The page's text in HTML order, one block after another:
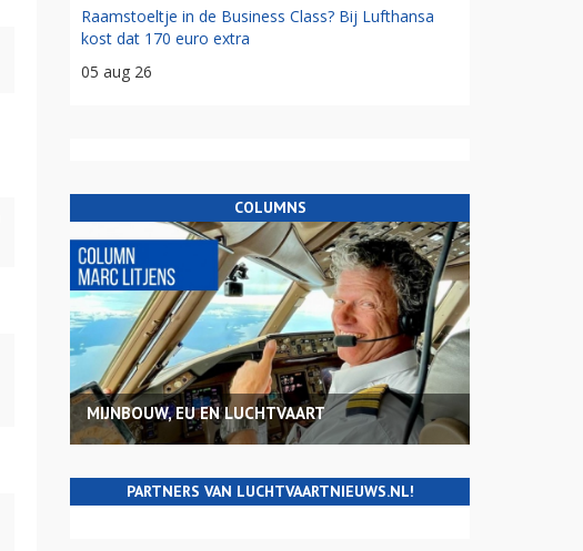
Raamstoeltje in de Business Class? Bij Lufthansa
kost dat 170 euro extra
05 aug 26
COLUMNS
MIJNBOUW, EU EN LUCHTVAART
PARTNERS VAN LUCHTVAARTNIEUWS.NL!